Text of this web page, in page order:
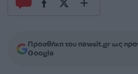
Προσθήκη του newsit.gr ως
Google